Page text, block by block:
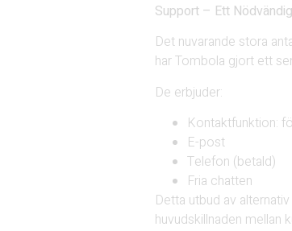
Support – Ett
Det nuvarande stora
har Tombola gjort ett
De erbjuder:
Kontaktfunktion:
E-post
Telefon (betald)
Fria chatten
Detta utbud av
huvudskillnaden mellan